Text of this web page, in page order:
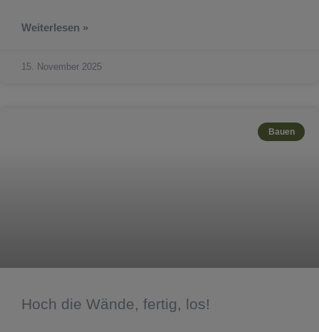
Weiterlesen »
15. November 2025
Bauen
Hoch die Wände, fertig, los!